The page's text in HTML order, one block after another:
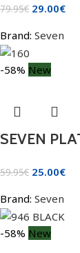
79.95€ 29.00€
Brand: Seven
-58% New
SEVEN
59.95€ 25.00€
Brand: Seven
-58% New